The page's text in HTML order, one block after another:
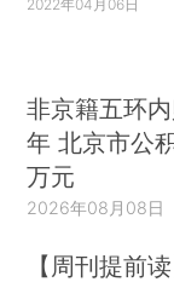
2022年04月06日
非京籍五环
年 北京市公
万元
2026年08月08日
【周刊提前